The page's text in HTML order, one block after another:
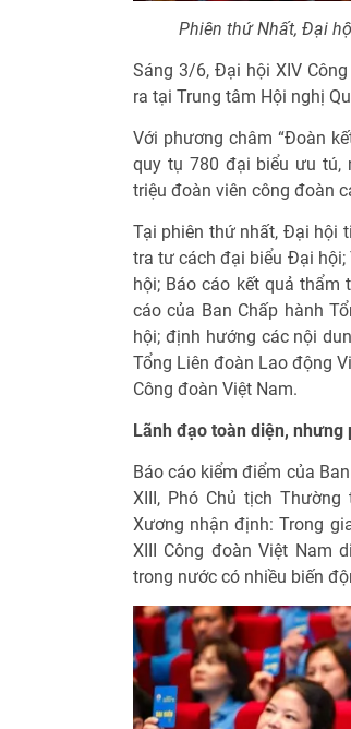
Phiên thứ Nhất, Đại
Sáng 3/6, Đại hội XIV
ra tại Trung tâm Hội nghị
Với phương châm “Đoàn
quy tụ 780 đại biểu ưu tú,
triệu đoàn viên công đoàn
Tại phiên thứ nhất, Đại hội
tra tư cách đại biểu Đại hội;
hội; Báo cáo kết quả
cáo của Ban Chấp hành
hội; định hướng các nội
Tổng Liên đoàn Lao động
Công đoàn Việt Nam.
Lãnh đạo toàn diện,
Báo cáo kiểm điểm của
XIII, Phó Chủ tịch
Xương nhận định: Trong
XIII Công đoàn Việt Nam
trong nước có nhiều biến